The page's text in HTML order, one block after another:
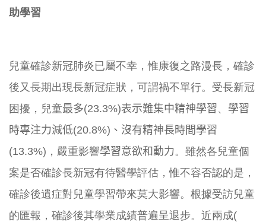
助學習
兒童確診新冠肺炎已屬不幸，惟康復之路漫長， 確診
後又長期出現長新冠症狀，可謂禍不單行。受長新冠
困擾，兒童最多(23.3%)表示難集中精神學習、 學習
時專注力減低(20.8%)、沒有精神長時間學習
(13.3%) ，嚴重影響學習意欲和動力。雖然各兒童個
案是否確診長新冠有待醫學評估，惟不容否認的是，
確診後遺症對兒童學習帶來莫大影響。 根據受訪兒童
的匯報，確診後其學業成績普遍呈退步。近兩成(